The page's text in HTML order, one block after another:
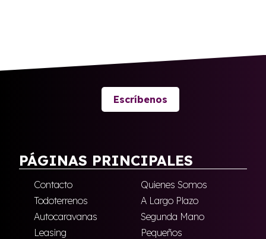
Escríbenos
PÁGINAS PRINCIPALES
Contacto
Quienes Somos
Todoterrenos
A Largo Plazo
Autocaravanas
Segunda Mano
Leasing
Pequeños